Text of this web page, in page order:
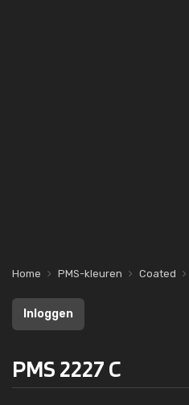
Home PMS-kleuren Coated
Inloggen
PMS 2227 C